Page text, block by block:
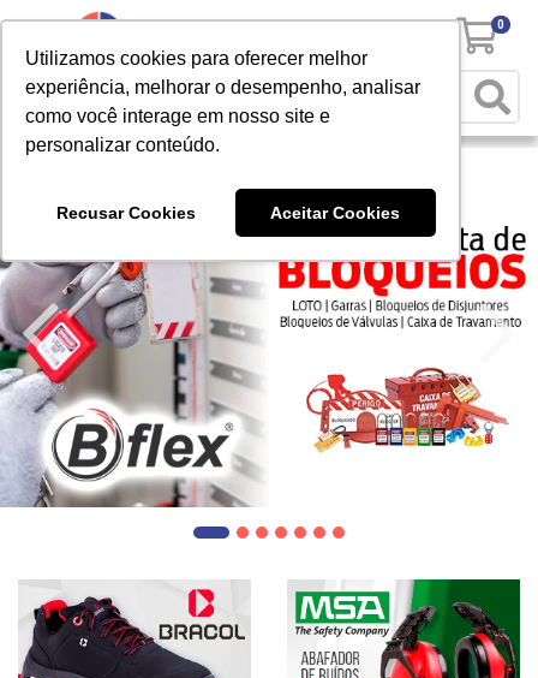
Utilizamos cookies para oferecer melhor
experiência, melhorar o desempenho, analisar
como você interage em nosso site e
personalizar conteúdo.
Recusar Cookies Aceitar Cookies
0